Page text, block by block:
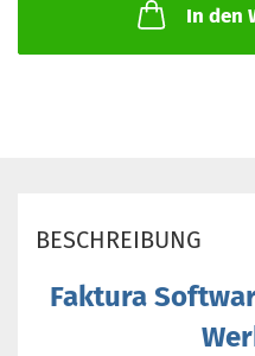
In den
BESCHREIBUNG
Faktura